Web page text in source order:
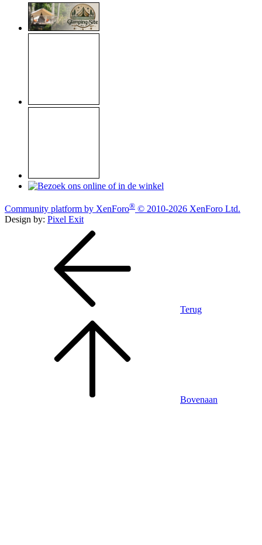
Community platform by XenForo® © 2010-2026 XenForo Ltd.
Design by: Pixel Exit
Terug
Bovenaan